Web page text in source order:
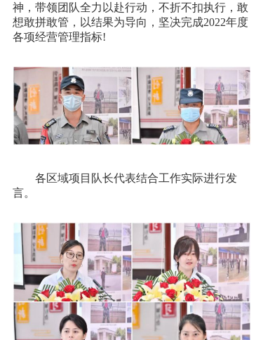
神，带领团队全力以赴行动，不折不扣执行，敢
想敢拼敢管，以结果为导向，坚决完成2022年度
各项经营管理指标!
各区域项目队长代表结合工作实际进行发
言。